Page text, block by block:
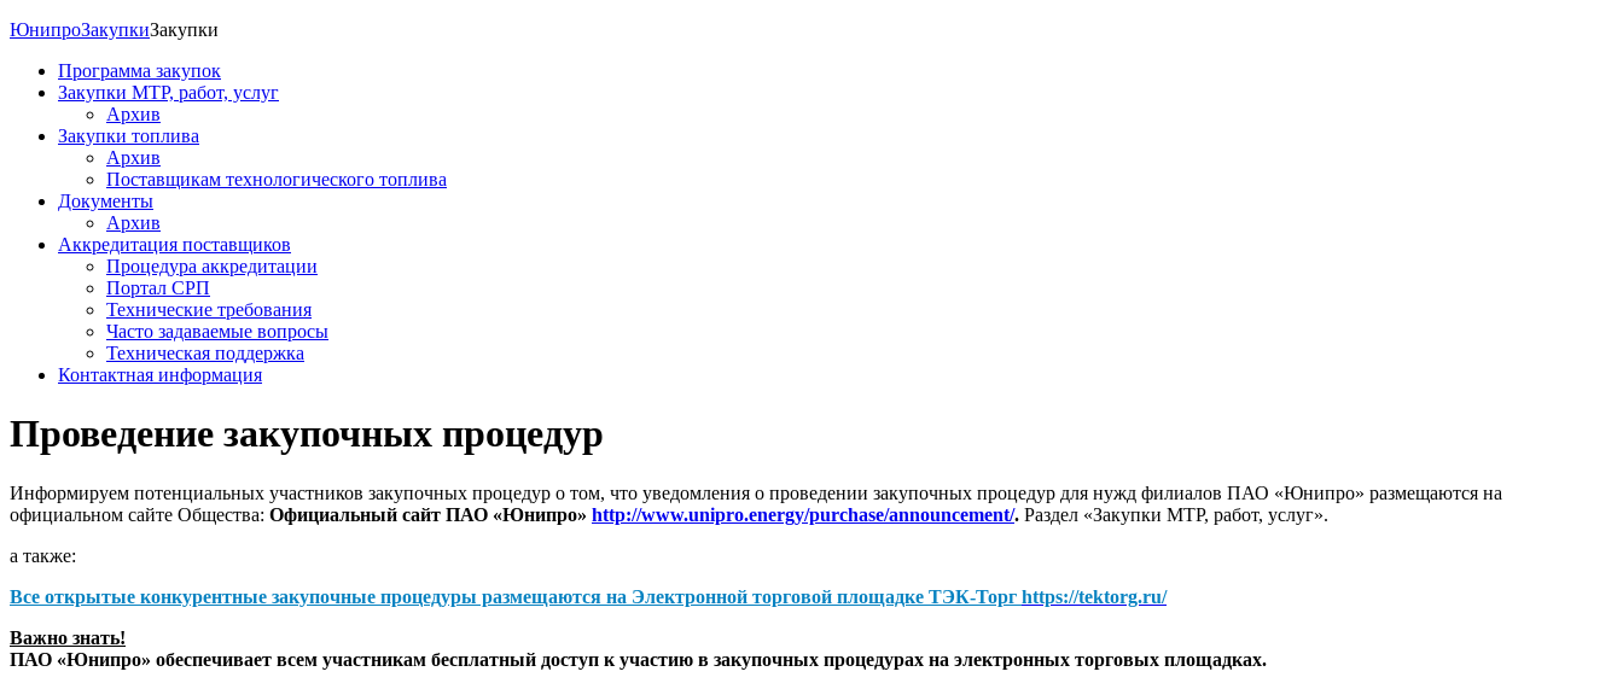
ЮнипроЗакупкиЗакупки
Программа закупок
Закупки МТР, работ, услуг
Архив
Закупки топлива
Архив
Поставщикам технологического топлива
Документы
Архив
Аккредитация поставщиков
Процедура аккредитации
Портал СРП
Технические требования
Часто задаваемые вопросы
Техническая поддержка
Контактная информация
Проведение закупочных процедур
Информируем потенциальных участников закупочных процедур о том, что уведомления о проведении закупочных процедур для нужд филиалов ПАО «Юнипро» размещаются на
официальном сайте Общества: Официальный сайт ПАО «Юнипро» http://www.unipro.energy/purchase/announcement/. Раздел «Закупки МТР, работ, услуг».
а также:
Все открытые конкурентные закупочные процедуры размещаются на Электронной торговой площадке ТЭК-Торг https://tektorg.ru/
Важно знать!
ПАО «Юнипро» обеспечивает всем участникам бесплатный доступ к участию в закупочных процедурах на электронных торговых площадках.